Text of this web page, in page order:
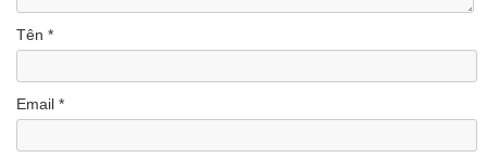
Tên *
Email *